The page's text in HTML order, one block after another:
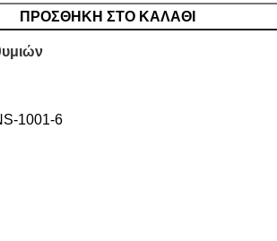
ΠΡΟΣΘΉΚΗ ΣΤΟ ΚΑΛΆΘΙ
1001-6